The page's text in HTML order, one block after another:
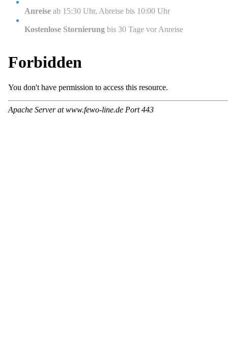
Anreise ab 15:30 Uhr, Abreise bis 10:00 Uhr
Kostenlose Stornierung bis 30 Tage vor Anreise